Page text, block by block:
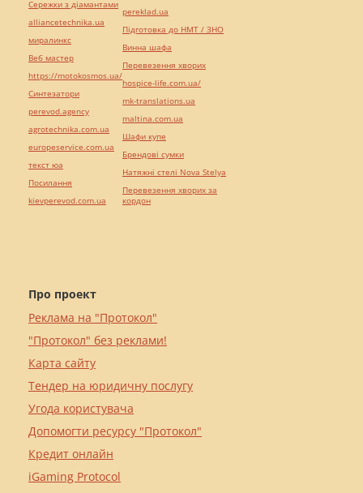
Про проект
Реклама на "Протокол"
"Протокол" без реклами!
Карта сайту
Тендер на юридичну послугу
Угода користувача
Допомогти ресурсу "Протокол"
Кредит онлайн
iGaming Protocol
Сережки з діамантами
alliancetechnika.ua
миралинкс
Веб мастер
https://motokosmos.ua/
Синтезатори
perevod.agency
agrotechnika.com.ua
europeservice.com.ua
текст юа
Посилання
kievperevod.com.ua
pereklad.ua
Підготовка до НМТ / ЗНО
Винна шафа
Перевезення хворих
hospice-life.com.ua/
mk-translations.ua
maltina.com.ua
Шафи купе
Брендові сумки
Натяжні стелі Nova Stelya
Перевезення хворих за
кордон